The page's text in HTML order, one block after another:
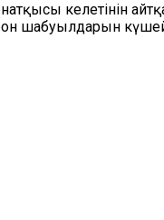
келетінін
шабуылдарын